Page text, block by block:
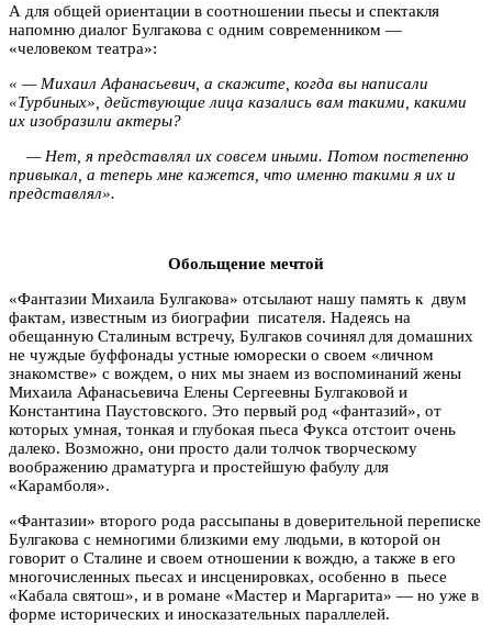
А для общей ориентации в соотношении пьесы и спектакля
напомню диалог Булгакова с одним современником —
«человеком театра»:
« — Михаил Афанасьевич, а скажите, когда вы написали
«Турбиных», действующие лица казались вам такими, какими
их изобразили актеры?
— Нет, я представлял их совсем иными. Потом постепенно
привыкал, а теперь мне кажется, что именно такими я их и
представлял».
Обольщение мечтой
«Фантазии Михаила Булгакова» отсылают нашу память к двум
фактам, известным из биографии писателя. Надеясь на
обещанную Сталиным встречу, Булгаков сочинял для домашних
не чуждые буффонады устные юморески о своем «личном
знакомстве» с вождем, о них мы знаем из воспоминаний жены
Михаила Афанасьевича Елены Сергеевны Булгаковой и
Константина Паустовского. Это первый род «фантазий», от
которых умная, тонкая и глубокая пьеса Фукса отстоит очень
далеко. Возможно, они просто дали толчок творческому
воображению драматурга и простейшую фабулу для
«Карамболя».
«Фантазии» второго рода рассыпаны в доверительной переписке
Булгакова с немногими близкими ему людьми, в которой он
говорит о Сталине и своем отношении к вождю, а также в его
многочисленных пьесах и инсценировках, особенно в пьесе
«Кабала святош», и в романе «Мастер и Маргарита» — но уже в
форме исторических и иносказательных параллелей.